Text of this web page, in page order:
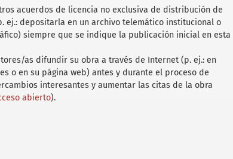
acuerdos de licencia no exclusiva de distribución de
ej.: depositarla en un archivo telemático institucional o
siempre que se indique la publicación inicial en esta
as difundir su obra a través de Internet (p. ej.: en
o en su página web) antes y durante el proceso de
interesantes y aumentar las citas de la obra
abierto).